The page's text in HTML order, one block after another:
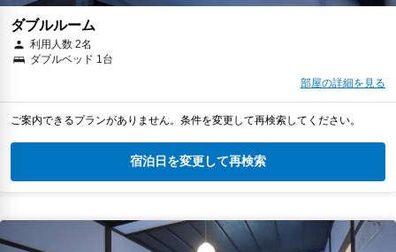
ダブルルーム
利用人数 2名
ダブルベッド 1台
部屋の詳細を見る
ご案内できるプランがありません。条件を変更して再検索してください。
宿泊日を変更して再検索